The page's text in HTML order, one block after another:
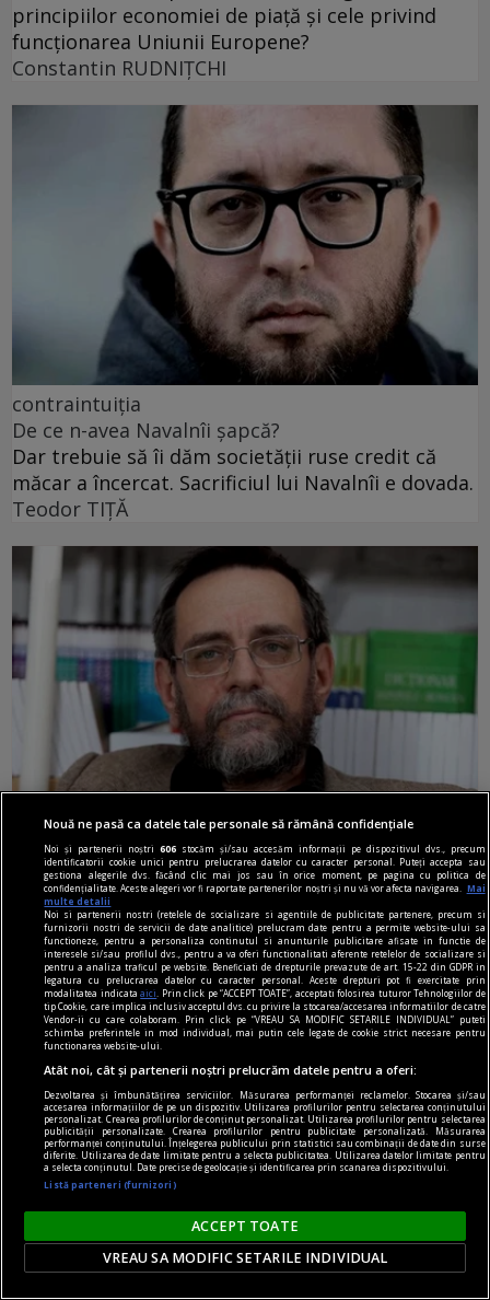
principiilor economiei de piață și cele privind
funcționarea Uniunii Europene?
Constantin RUDNIŢCHI
contraintuiția
De ce n-avea Navalnîi șapcă?
Dar trebuie să îi dăm societății ruse credit că
măcar a încercat. Sacrificiul lui Navalnîi e dovada.
Teodor TIŢĂ
la răscruce de gînduri
Succesiunea
Nici Europa nu stă grozav înaintea unor alegeri
care pot să împingă în parlamentele europene
diferiți demagogi cu promisiuni maximale și
capacități mediocre.
Andrei CORNEA
Nouă ne pasă ca datele tale personale să rămână confidențiale
Noi și partenerii noștri606 stocăm și/sau accesăm informații pe dispozitivul dvs., precum
identificatorii cookie unici pentru prelucrarea datelor cu caracter personal. Puteți accepta sau
gestiona alegerile dvs. făcând clic mai jos sau în orice moment, pe pagina cu politica de
confidențialitate. Aceste alegeri vor fi raportate partenerilor noștri și nu vă vor afecta navigarea.
Mai
multe detalii
Noi si partenerii nostri (retelele de socializare si agentiile de publicitate partenere, precum si
furnizorii nostri de servicii de date analitice) prelucram date pentru a permite website-ului sa
functioneze, pentru a personaliza continutul si anunturile publicitare afisate in functie de
interesele si/sau profilul dvs., pentru a va oferi functionalitati aferente retelelor de socializare si
pentru a analiza traficul pe website. Beneficiati de drepturile prevazute de art. 15-22 din GDPR in
legatura cu prelucrarea datelor cu caracter personal. Aceste drepturi pot fi exercitate prin
modalitatea indicataaici
. Prin click pe “ACCEPT TOATE”, acceptati folosirea tuturor Tehnologiilor de
tip Cookie, care implica inclusiv acceptul dvs. cu privire la stocarea/accesarea informatiilor de catre
Vendor-ii cu care colaboram. Prin click pe “VREAU SA MODIFIC SETARILE INDIVIDUAL” puteti
schimba preferintele in mod individual, mai putin cele legate de cookie strict necesare pentru
functionarea website-ului.
Atât noi, cât și partenerii noștri prelucrăm datele pentru a oferi:
Dezvoltarea și îmbunătățirea serviciilor. Măsurarea performanței reclamelor. Stocarea și/sau
accesarea informațiilor de pe un dispozitiv. Utilizarea profilurilor pentru selectarea conținutului
personalizat. Crearea profilurilor de conținut personalizat. Utilizarea profilurilor pentru selectarea
publicității personalizate. Crearea profilurilor pentru publicitate personalizată. Măsurarea
performanței conținutului. Înțelegerea publicului prin statistici sau combinații de date din surse
diferite. Utilizarea de date limitate pentru a selecta publicitatea. Utilizarea datelor limitate pentru
a selecta conținutul. Date precise de geolocație și identificarea prin scanarea dispozitivului.
Listă parteneri (furnizori)
ACCEPT TOATE
VREAU SA MODIFIC SETARILE INDIVIDUAL